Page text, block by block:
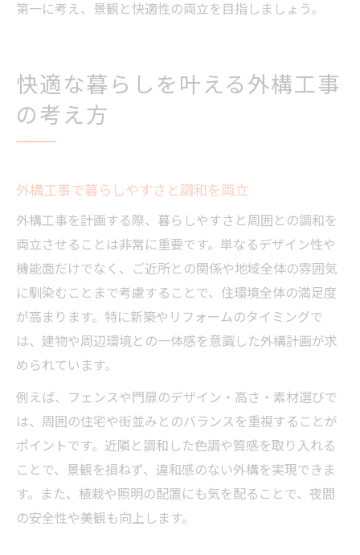
第一に考え、景観と快適性の両立を目指しましょう。
快適な暮らしを叶える外構工事
の考え方
外構工事で暮らしやすさと調和を両立
外構工事を計画する際、暮らしやすさと周囲との調和を
両立させることは非常に重要です。単なるデザイン性や
機能面だけでなく、ご近所との関係や地域全体の雰囲気
に馴染むことまで考慮することで、住環境全体の満足度
が高まります。特に新築やリフォームのタイミングで
は、建物や周辺環境との一体感を意識した外構計画が求
められています。
例えば、フェンスや門扉のデザイン・高さ・素材選びで
は、周囲の住宅や街並みとのバランスを重視することが
ポイントです。近隣と調和した色調や質感を取り入れる
ことで、景観を損ねず、違和感のない外構を実現できま
す。また、植栽や照明の配置にも気を配ることで、夜間
の安全性や美観も向上します。